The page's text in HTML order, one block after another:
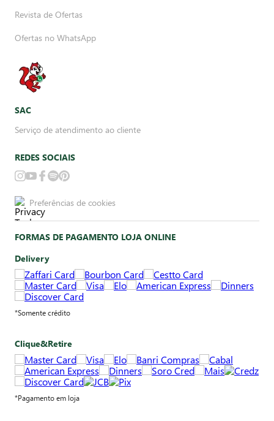
Revista de Ofertas
Ofertas no WhatsApp
SAC
Serviço de atendimento ao cliente
REDES SOCIAIS
Preferências de cookies
FORMAS DE PAGAMENTO LOJA ONLINE
Delivery
*Somente crédito
Clique&Retire
*Pagamento em loja